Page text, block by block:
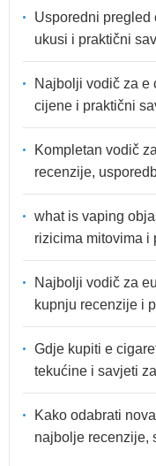
Usporedni pregled
ukusi i praktični
Najbolji vodič za e
cijene i praktični
Kompletan vodič
recenzije,
what is vaping
rizicima mitovima i
Najbolji vodič za
kupnju recenzije i
Gdje kupiti e
tekućine i savjeti
Kako odabrati
najbolje recenzije,